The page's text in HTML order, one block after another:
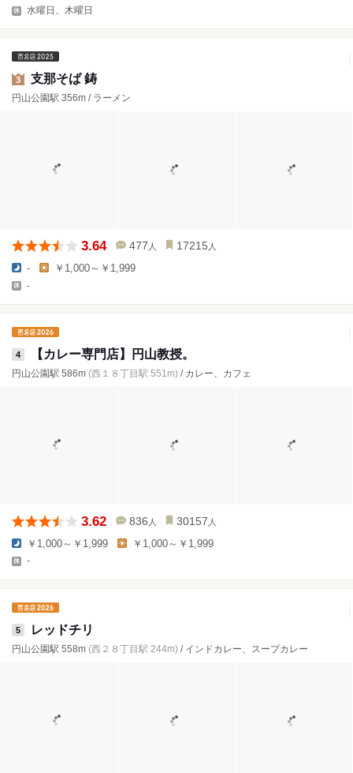
水曜日、木曜日
3 支那そば 鋳
円山公園駅 356m / ラーメン
3.64 477 人 17215 人
- ￥1,000～￥1,999
-
4 【カレー専門店】円山教授。
円山公園駅 586m (西１８丁目駅 551m) / カレー、カフェ
3.62 836 人 30157 人
￥1,000～￥1,999 ￥1,000～￥1,999
-
5 レッドチリ
円山公園駅 558m (西２８丁目駅 244m) / インドカレー、スープカレー